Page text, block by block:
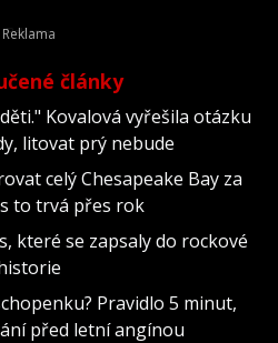
články
Kovalová vyřešila otázku
litovat prý nebude
celý Chesapeake Bay za
to trvá přes rok
které se zapsaly do rockové
Pravidlo 5 minut,
před letní angínou